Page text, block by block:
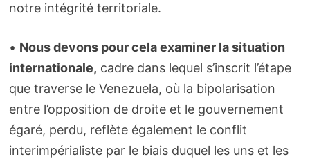
notre intégrité territoriale.
• Nous devons pour cela examiner la situation
internationale, cadre dans lequel s’inscrit l’étape
que traverse le Venezuela, où la bipolarisation
entre l’opposition de droite et le gouvernement
égaré, perdu, reflète également le conflit
interimpérialiste par le biais duquel les uns et les